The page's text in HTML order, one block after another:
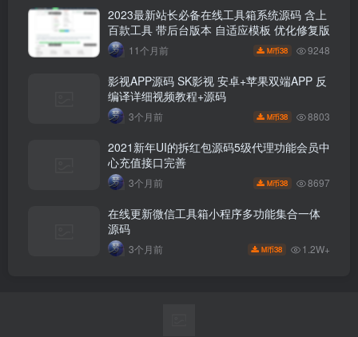
2023最新站长必备在线工具箱系统源码 含上
百款工具 带后台版本 自适应模板 优化修复版
11个月前 M币38 9248
影视APP源码 SK影视 安卓+苹果双端APP 反
编译详细视频教程+源码
3个月前 M币38 8803
2021新年UI的拆红包源码5级代理功能会员中
心充值接口完善
3个月前 M币38 8697
在线更新微信工具箱小程序多功能集合一体
源码
3个月前 M币38 1.2W+